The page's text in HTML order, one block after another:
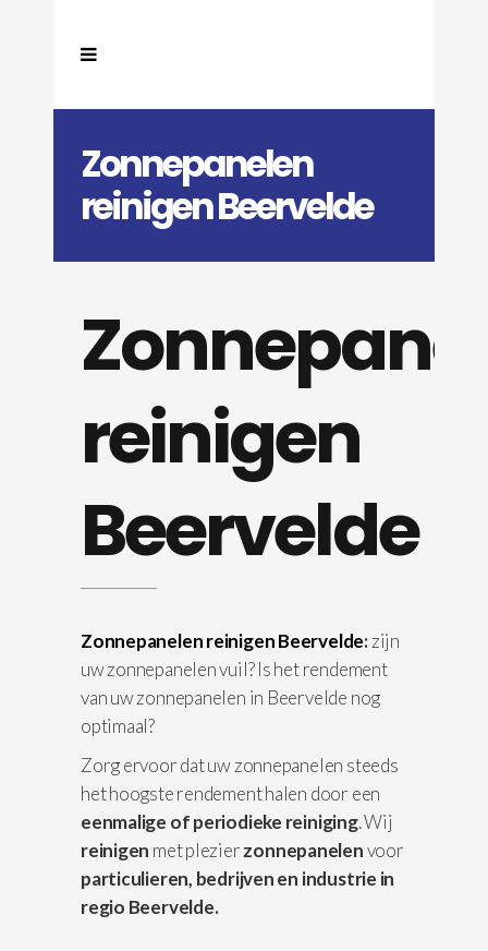
Zonnepanelen
reinigen Beervelde
reinigen
Beervelde
Zonnepanelen reinigen Beervelde:zijn
uw zonnepanelen vuil? Is het rendement
van uw zonnepanelen in Beervelde nog
optimaal?
Zorg ervoor dat uw zonnepanelen steeds
het hoogste rendement halen door een
eenmalige of periodieke reiniging. Wij
reinigen met plezierzonnepanelenvoor
particulieren, bedrijven en industrie in
regio Beervelde.